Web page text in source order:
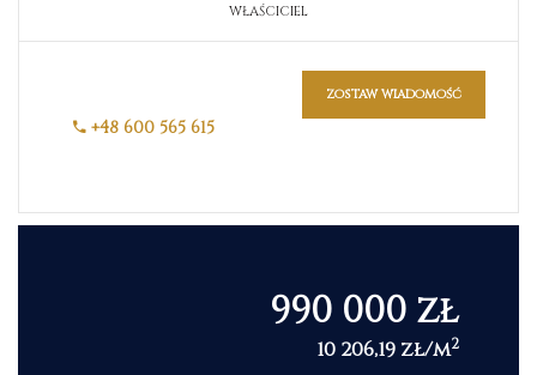
WŁAŚCICIEL
+48 600 565 615
zostaw wiadomość
990 000 zł
10 206,19 zł/m2